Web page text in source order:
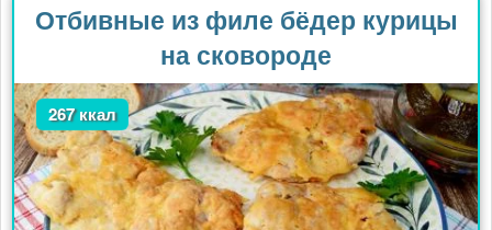
Отбивные из филе бёдер курицы
на сковороде
267 ккал